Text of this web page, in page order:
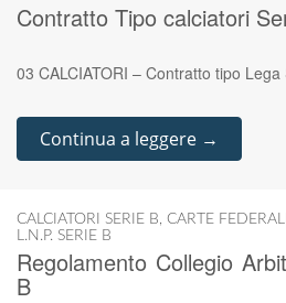
Contratto Tipo calciatori
03 CALCIATORI – Contratto tipo Lega
Continua a leggere →
CALCIATORI SERIE B, CARTE
L.N.P. SERIE B
Regolamento Collegio
B